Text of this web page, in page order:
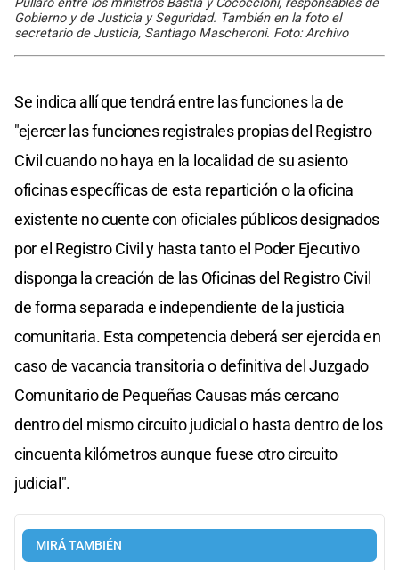
Pullaro entre los ministros Bastia y Cococcioni, responsables de
Gobierno y de Justicia y Seguridad. También en la foto el
secretario de Justicia, Santiago Mascheroni. Foto: Archivo
Se indica allí que tendrá entre las funciones la de
"ejercer las funciones registrales propias del Registro
Civil cuando no haya en la localidad de su asiento
oficinas específicas de esta repartición o la oficina
existente no cuente con oficiales públicos designados
por el Registro Civil y hasta tanto el Poder Ejecutivo
disponga la creación de las Oficinas del Registro Civil
de forma separada e independiente de la justicia
comunitaria. Esta competencia deberá ser ejercida en
caso de vacancia transitoria o definitiva del Juzgado
Comunitario de Pequeñas Causas más cercano
dentro del mismo circuito judicial o hasta dentro de los
cincuenta kilómetros aunque fuese otro circuito
judicial".
MIRÁ TAMBIÉN